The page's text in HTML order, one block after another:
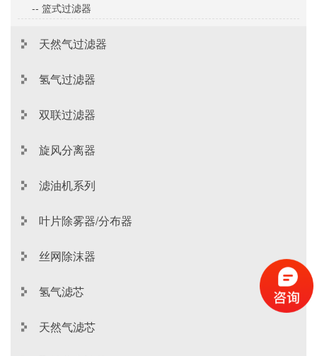
-- 篮式过滤器
天然气过滤器
氢气过滤器
双联过滤器
旋风分离器
滤油机系列
叶片除雾器/分布器
丝网除沫器
氢气滤芯
天然气滤芯